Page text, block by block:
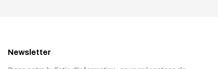
Newsletter